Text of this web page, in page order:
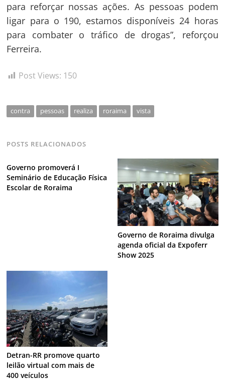
para reforçar nossas ações. As pessoas podem
ligar para o 190, estamos disponíveis 24 horas
para combater o tráfico de drogas”, reforçou
Ferreira.
Post Views: 150
contra pessoas realiza roraima vista
POSTS RELACIONADOS
Governo promoverá I
Seminário de Educação Física
Escolar de Roraima
Governo de Roraima divulga
agenda oficial da Expoferr
Show 2025
Detran-RR promove quarto
leilão virtual com mais de
400 veículos